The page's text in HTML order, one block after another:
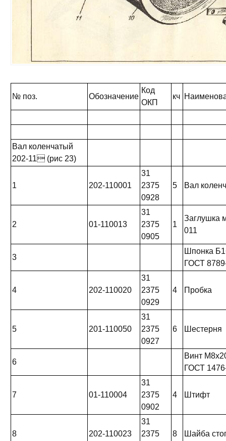
№ поз. Обозначение
Код
ОКП
кч
Вал коленчатый
202-11 (рис 23)
1 202-110001
31
2375
0928
5 Вал
2 01-110013
31
2375
0905
1
Заглушка
011
3
Шпонка
ГОСТ
4 202-110020
31
2375
0929
4 Пробка
5 201-110050
31
2375
0927
6 Шестерня
6
Винт
ГОСТ
7 01-110004
31
2375
0902
4 Штифт
8 202-110023
31
2375
8 Шайба